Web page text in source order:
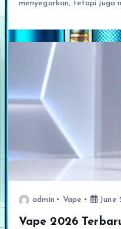
menyegarkan, tetapi juga
admin Vape June
Vape 2026